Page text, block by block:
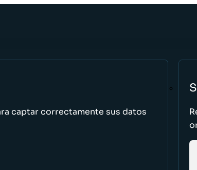
captar correctamente sus datos